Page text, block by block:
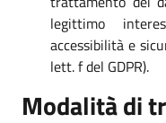
legittimo
accessibilità e
lett. f del GDPR).
Modalità di